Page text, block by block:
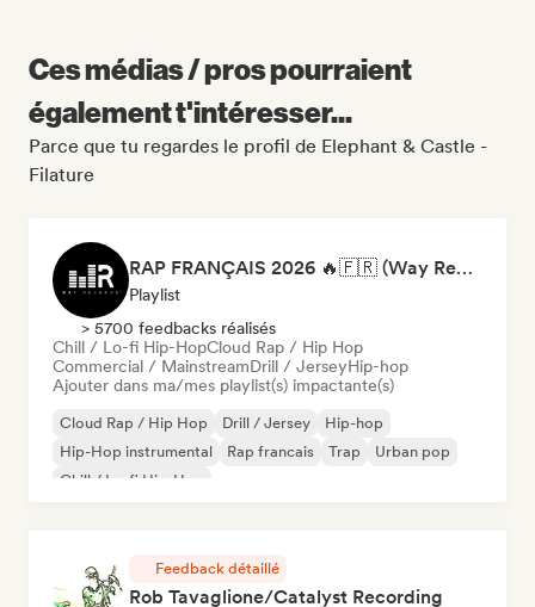
Ces médias / pros pourraient
également t'intéresser...
Parce que tu regardes le profil de Elephant & Castle -
Filature
RAP FRANÇAIS 2026 🔥🇫🇷 (Way Records)
Playlist
> 5700 feedbacks réalisés
Chill / Lo-fi Hip-HopCloud Rap / Hip Hop
Commercial / MainstreamDrill / JerseyHip-hop
Ajouter dans ma/mes playlist(s) impactante(s)
Cloud Rap / Hip Hop Drill / Jersey
Hip-hop
Hip-Hop instrumental
Rap francais Trap
Urban pop
Chill / Lo-fi Hip-Hop
Feedback détaillé
Rob Tavaglione/Catalyst Recording